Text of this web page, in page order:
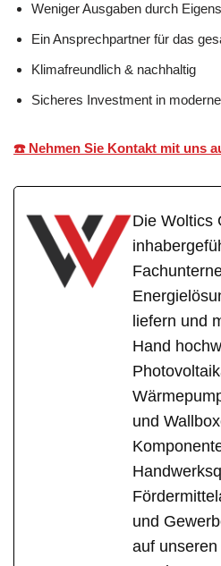
Weniger Ausgaben durch
Ein Ansprechpartner für das
Klimafreundlich & nachhaltig
Sicheres Investment in
☎️ Nehmen Sie Kontakt mit uns
Die Woltics
liefern und
Hand
und
und
auf